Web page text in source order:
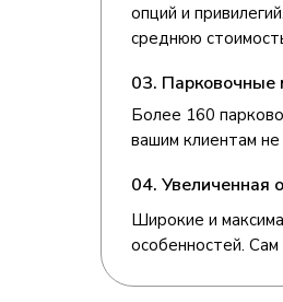
опций и
среднюю
03. Парковочные
Более 160
вашим клиентам
04. Увеличенная
Широкие и
особенностей.